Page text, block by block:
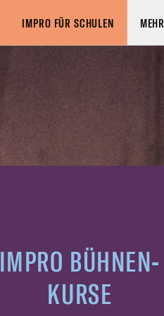
IMPRO FÜR SCHULEN MEHR
COMMUNITY
IMPRO BÜHNEN-
KURSE